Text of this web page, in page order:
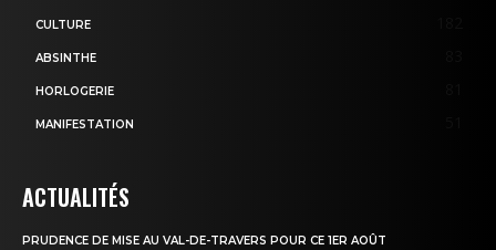
CULTURE
ABSINTHE
HORLOGERIE
MANIFESTATION
ACTUALITÉS
PRUDENCE DE MISE AU VAL-DE-TRAVERS POUR CE 1ER AOÛT